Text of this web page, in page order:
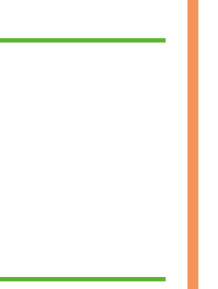
工程にも注目。 コス
るなど、
いただける提案を心
を築いてください。